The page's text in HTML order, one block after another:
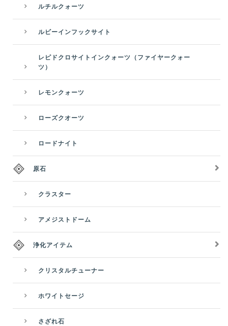
ルチルクォーツ
ルビーインフックサイト
レピドクロサイトインクォーツ（ファイヤークォー
ツ）
レモンクォーツ
ローズクオーツ
ロードナイト
原石
クラスター
アメジストドーム
浄化アイテム
クリスタルチューナー
ホワイトセージ
さざれ石